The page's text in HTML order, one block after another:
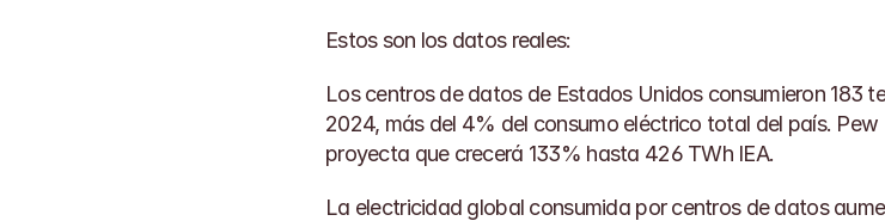
Estos son los datos reales:
Los centros de datos de Estados Unidos consumieron 183
2024, más del 4% del consumo eléctrico total del país. Pew
proyecta que crecerá 133% hasta 426 TWh IEA.
La electricidad global consumida por centros de datos